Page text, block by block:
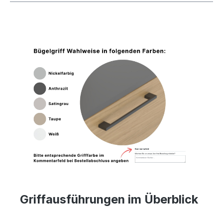
Griffausführungen im Überblick